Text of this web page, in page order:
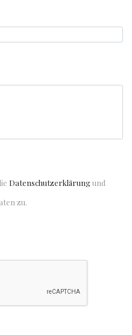
Datenschutzerklärungund
zu.